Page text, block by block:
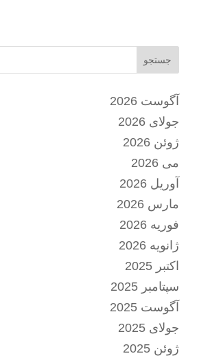
جستجو
آگوست 2026
جولای 2026
ژوئن 2026
می 2026
آوریل 2026
مارس 2026
فوریه 2026
ژانویه 2026
اکتبر 2025
سپتامبر 2025
آگوست 2025
جولای 2025
ژوئن 2025